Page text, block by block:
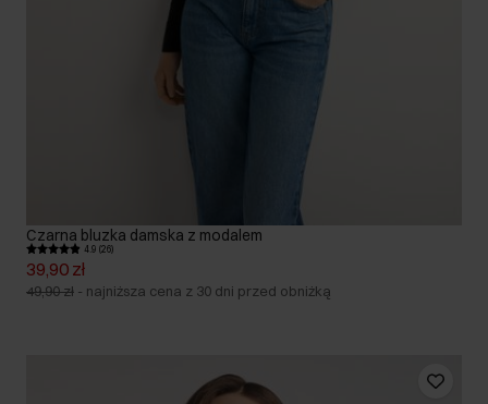
Czarna bluzka damska z modalem
4.9 (26)
39,90 zł
49,90 zł - najniższa cena z 30 dni przed obniżką